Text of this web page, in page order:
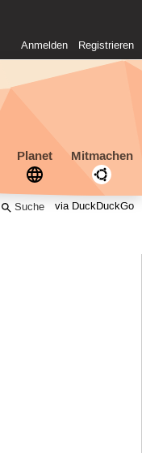
Anmelden Registrieren
Planet Mitmachen
via DuckDuckGo